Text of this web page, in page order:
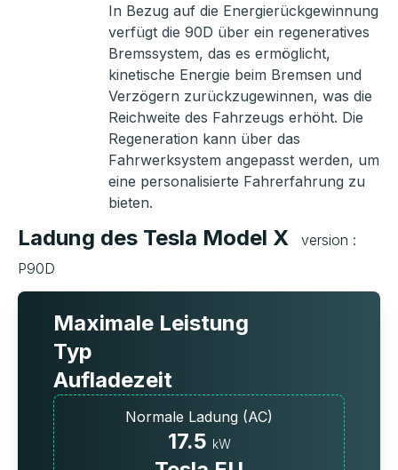
In Bezug auf die Energierückgewinnung
verfügt die 90D über ein regeneratives
Bremssystem, das es ermöglicht,
kinetische Energie beim Bremsen und
Verzögern zurückzugewinnen, was die
Reichweite des Fahrzeugs erhöht. Die
Regeneration kann über das
Fahrwerksystem angepasst werden, um
eine personalisierte Fahrerfahrung zu
bieten.
Ladung des Tesla Model X
version :
P90D
Maximale Leistung
Typ
Aufladezeit
Normale Ladung (AC)
17.5 kW